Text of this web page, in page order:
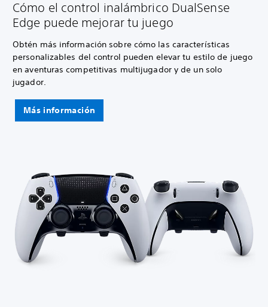
Cómo el control inalámbrico DualSense
Edge puede mejorar tu juego
Obtén más información sobre cómo las características
personalizables del control pueden elevar tu estilo de juego
en aventuras competitivas multijugador y de un solo
jugador.
Más información